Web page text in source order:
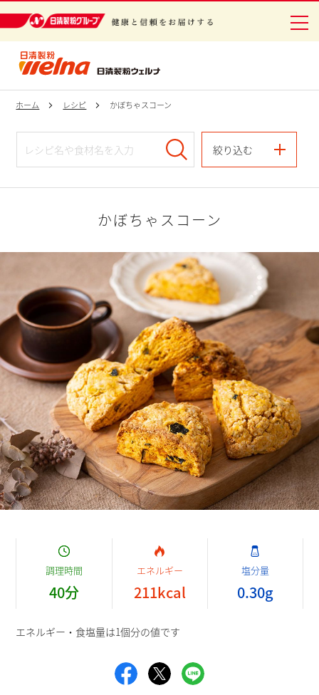
ホーム レシピ かぼちゃスコーン
絞り込む
かぼちゃスコーン
調理時間
40分
エネルギー
211kcal
塩分量
0.30g
エネルギー・食塩量は1個分の値です